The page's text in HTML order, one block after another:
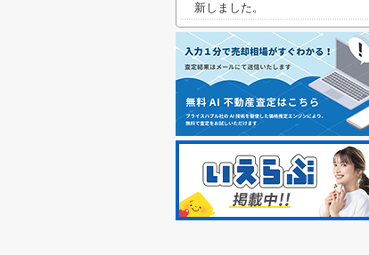
新しました。